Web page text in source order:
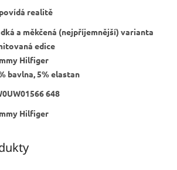
realitě
a měkčená (nejpříjemnější) varianta
edice
Hilfiger
bavlna, 5% elastan
648
Hilfiger